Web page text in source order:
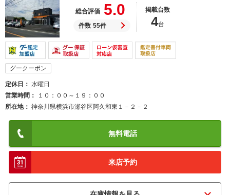
総合評価 5.0
件数 55件
掲載台数
4台
グークーポン
定休日
水曜日
営業時間
１０：００～１９：００
所在地
神奈川県横浜市瀬谷区阿久和東１－２－２
無料電話
来店予約